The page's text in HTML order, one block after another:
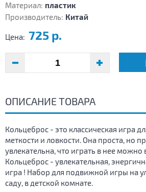
Материал: пластик
Производитель: Китай
Цена: 725 р.
ОПИСАНИЕ ТОВАРА
Кольцеброс - это классическая игра
меткости и ловкости. Она проста, но
увлекательна, что играть в нее можно
Кольцеброс - увлекательная,
игра ! Набор для подвижной игры на
саду, в детской комнате.